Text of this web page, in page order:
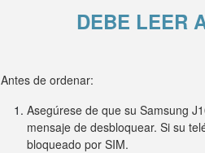
DEBE LEER
Antes de ordenar:
Asegúrese de que su Samsung
mensaje de desbloquear. Si su
bloqueado por SIM.